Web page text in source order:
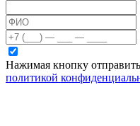
Нажимая кнопку
политикой